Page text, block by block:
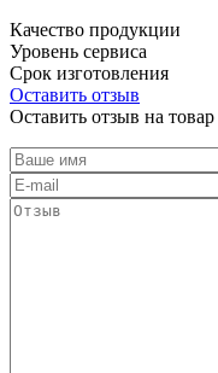
Качество продукции
Уровень сервиса
Срок изготовления
Оставить отзыв
Оставить отзыв на